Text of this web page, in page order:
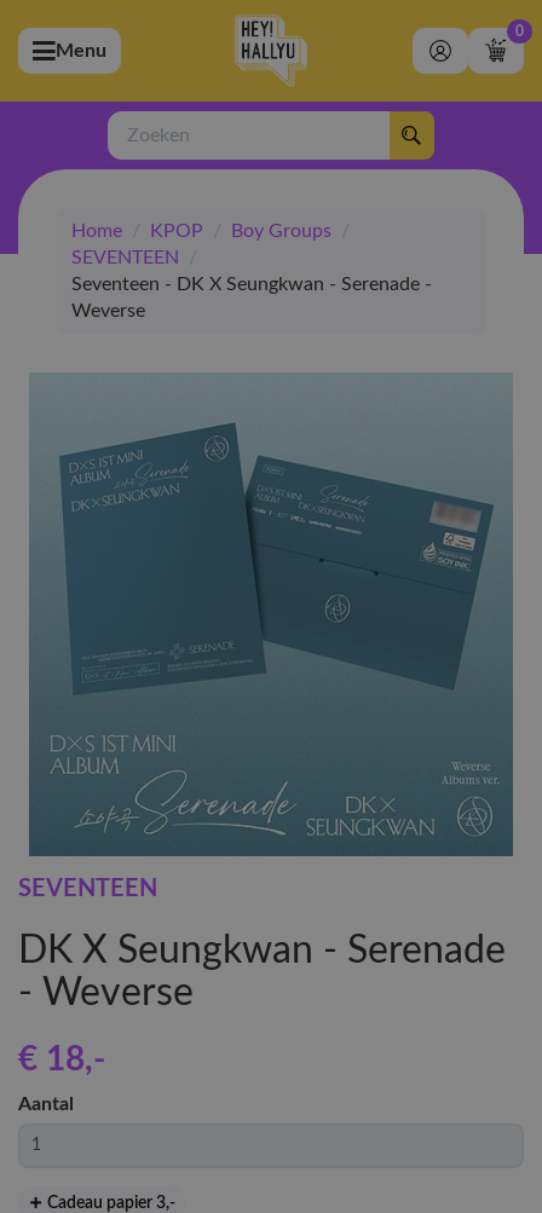
(Artiesten)
(Merchandise)
(Exclusive)
(Winkel)
Menu
0
Zoeken
Home / KPOP / Boy Groups
/
SEVENTEEN
/
Seventeen - DK X Seungkwan - Serenade -
Weverse
SEVENTEEN
DK X Seungkwan - Serenade
- Weverse
€ 18,-
Aantal
Cadeau papier 3,-